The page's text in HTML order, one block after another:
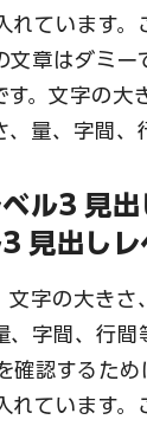
れています
文章はダミ
す。文字の
、量、字間、
ベル3 見
見出しレ
文字の大き
、字間、行
確認するた
れています